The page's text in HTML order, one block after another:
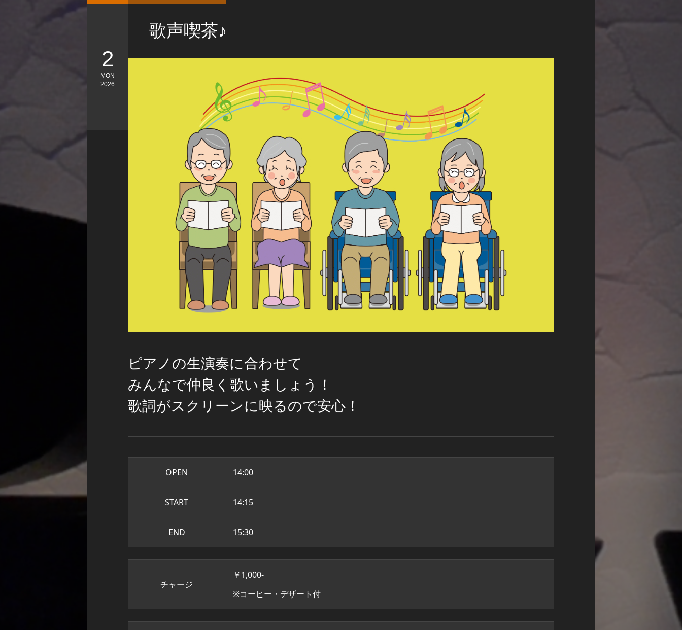
歌声喫茶♪
2
MON
2026
ピアノの生演奏に合わせて
みんなで仲良く歌いましょう！
歌詞がスクリーンに映るので安心！
OPEN 14:00
START 14:15
END 15:30
チャージ
￥1,000-
※コーヒー・デザート付